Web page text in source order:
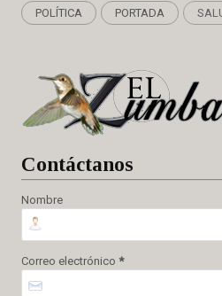
POLÍTICA PORTADA
Contáctanos
Nombre
Correo electrónico *